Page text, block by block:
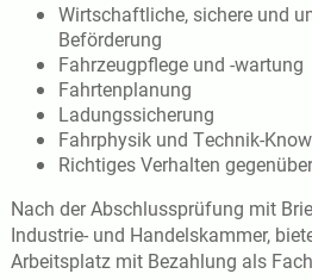
Wirtschaftliche, sichere und
Beförderung
Fahrzeugpflege und -wartung
Fahrtenplanung
Ladungssicherung
Fahrphysik und Technik-
Richtiges Verhalten
Nach der Abschlussprüfung mit
Industrie- und Handelskammer,
Arbeitsplatz mit Bezahlung als